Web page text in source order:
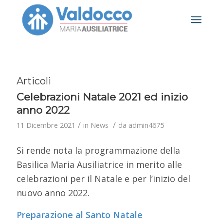
Articoli
Celebrazioni Natale 2021 ed inizio
anno 2022
11 Dicembre 2021 / in News / da admin4675
Si rende nota la programmazione della
Basilica Maria Ausiliatrice in merito alle
celebrazioni per il Natale e per l’inizio del
nuovo anno 2022.
Preparazione al Santo Natale